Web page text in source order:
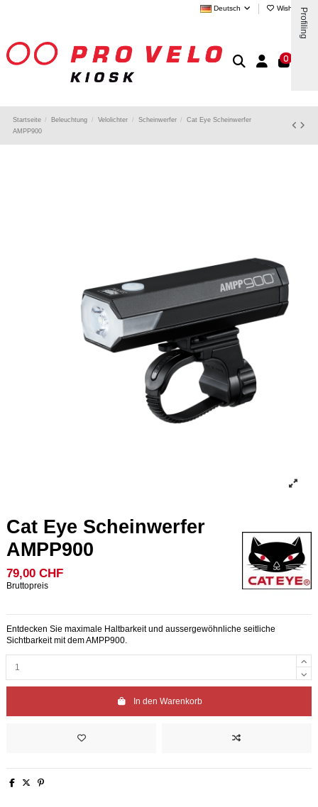
Deutsch Wishlist (0
0
Startseite Beleuchtung Velolichter Scheinwerfer
Cat Eye Scheinwerfer
AMPP900
Cat Eye Scheinwerfer
AMPP900
79,00 CHF
Bruttopreis
Entdecken Sie maximale Haltbarkeit und aussergewöhnliche seitliche
Sichtbarkeit mit dem AMPP900.
In den Warenkorb
Profiling